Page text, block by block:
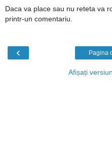
Daca va place sau nu reteta va
printr-un comentariu.
‹ Pagina
Afișați